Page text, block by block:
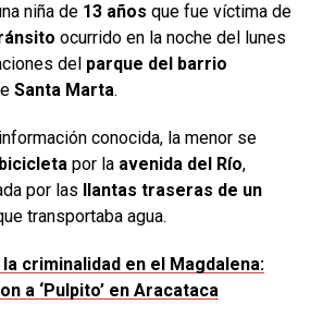
niña de 13 años que fue víctima de
ocurrido en la noche del lunes
del parque del barrio
Santa Marta.
conocida, la menor se
bicicleta por la avenida del Río,
por las
llantas traseras de un
transportaba agua.
la criminalidad en el Magdalena:
a ‘Pulpito’ en Aracataca